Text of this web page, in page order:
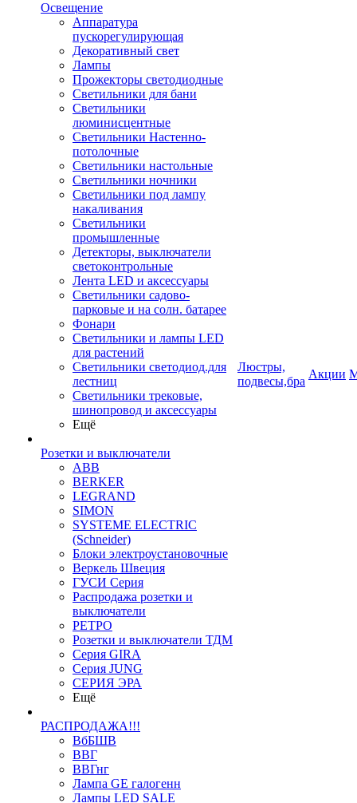
Освещение
Аппаратура
пускорегулирующая
Декоративный свет
Лампы
Прожекторы светодиодные
Светильники для бани
Светильники
люминисцентные
Светильники Настенно-
потолочные
Светильники настольные
Светильники ночники
Светильники под лампу
накаливания
Светильники
промышленные
Детекторы, выключатели
светоконтрольные
Лента LED и аксессуары
Светильники садово-
парковые и на солн. батарее
Фонари
Светильники и лампы LED
для растений
Светильники светодиод.для
лестниц
Светильники трековые,
шинопровод и аксессуары
Ещё
Розетки и выключатели
ABB
BERKER
LEGRAND
SIMON
SYSTEME ELECTRIC
(Schneider)
Блоки электроустановочные
Веркель Швеция
ГУСИ Серия
Распродажа розетки и
выключатели
РЕТРО
Розетки и выключатели ТДМ
Серия GIRA
Серия JUNG
СЕРИЯ ЭРА
Ещё
РАСПРОДАЖА!!!
ВбБШВ
ВВГ
ВВГнг
Лампа GE галогенн
Лампы LED SALE
Люстры,
подвесы,бра
Акции